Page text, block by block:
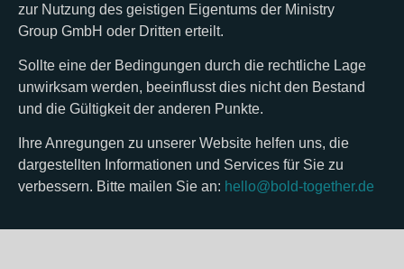
zur Nutzung des geistigen Eigentums der Ministry
Group GmbH oder Dritten erteilt.
Sollte eine der Bedingungen durch die rechtliche Lage
unwirksam werden, beeinflusst dies nicht den Bestand
und die Gültigkeit der anderen Punkte.
Ihre Anregungen zu unserer Website helfen uns, die
dargestellten Informationen und Services für Sie zu
verbessern. Bitte mailen Sie an: hello@bold-together.de